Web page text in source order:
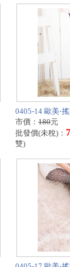
0405-14 歐美‧
市價： 180元
批發價(未稅)：
雙)